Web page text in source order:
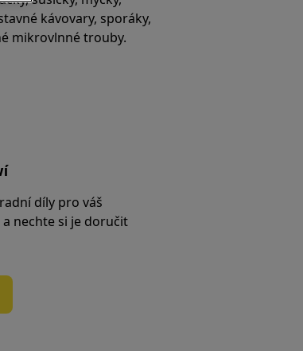
kávovary, sporáky,
mikrovlnné trouby.
díly pro váš
nechte si je doručit